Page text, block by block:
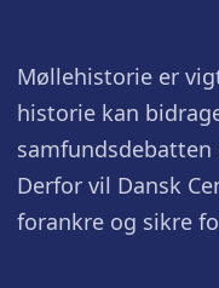
Møllehistorie er
historie kan
Derfor vil Dansk
forankre og sikre